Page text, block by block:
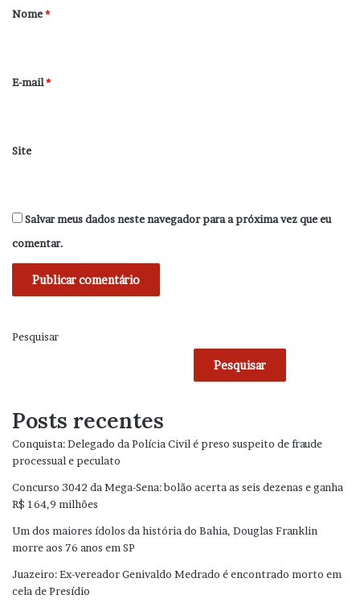
r
*
Nome*
E-mail*
Site
Salvar meus dados neste navegador para a próxima vez que eu
comentar.
Pesquisar
Pesquisar
Posts recentes
Conquista: Delegado da Polícia Civil é preso suspeito de fraude
processual e peculato
Concurso 3042 da Mega-Sena: bolão acerta as seis dezenas e ganha
R$ 164,9 milhões
Um dos maiores ídolos da história do Bahia, Douglas Franklin
morre aos 76 anos em SP
Juazeiro: Ex-vereador Genivaldo Medrado é encontrado morto em
cela de Presídio